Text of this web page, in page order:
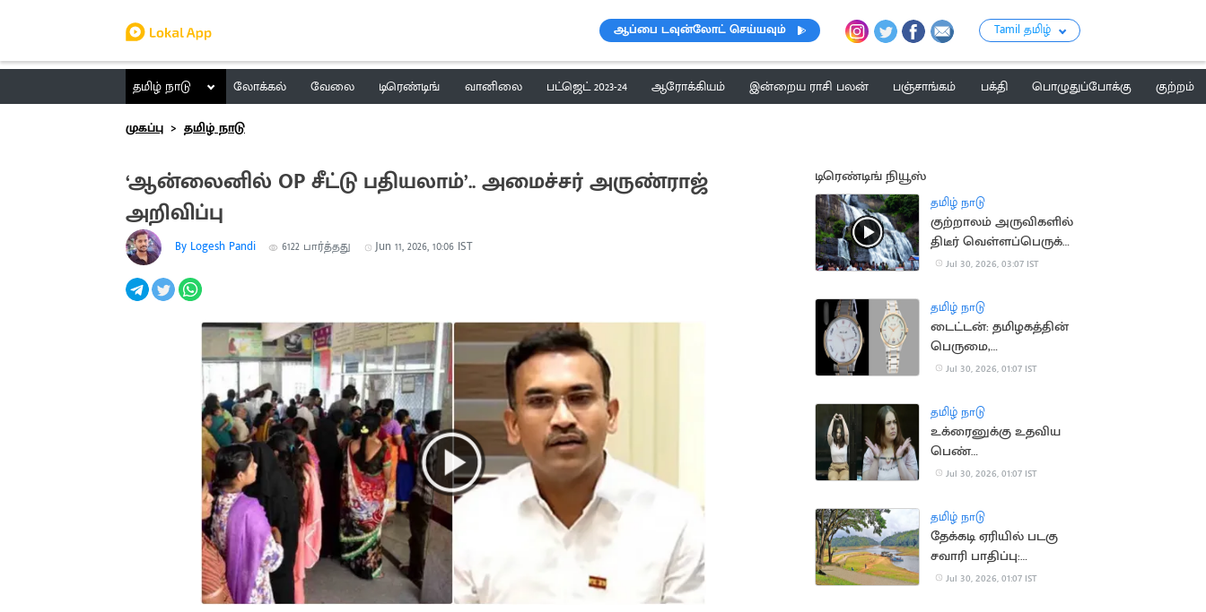
ஆப்பை டவுன்லோட் செய்யவும் Tamil தமிழ்
தமிழ் நாடு லோக்கல் வேலை டிரெண்டிங் வானிலை பட்ஜெட் 2023-24 ஆரோக்கியம் இன்றைய ராசி பலன் பஞ்சாங்கம் பக்தி பொழுதுப்போக்கு
குற்றம்
முகப்பு
தமிழ் நாடு
‘ஆன்லைனில் OP சீட்டு பதியலாம்’.. அமைச்சர் அருண்ராஜ்
அறிவிப்பு
By Logesh Pandi 6122 பார்த்தது Jun 11, 2026, 10:06 IST
டிரெண்டிங் நியூஸ்
தமிழ் நாடு
குற்றாலம் அருவிகளில்
திடீர் வெள்ளப்பெருக்கு:
சுற்றுலாப் பயணிகள்
Jul 30, 2026, 03:07 IST
தமிழ் நாடு
டைட்டன்: தமிழகத்தின்
பெருமை,
இந்தியர்களின்
Jul 30, 2026, 01:07 IST
தமிழ் நாடு
உக்ரைனுக்கு உதவிய
பெண்
பத்திரிகையாளருக்கு 12
தண்டனை
Jul 30, 2026, 01:07 IST
தமிழ் நாடு
தேக்கடி ஏரியில் படகு
சவாரி பாதிப்பு:
சுற்றுலாப் பயணிகள்
Jul 30, 2026, 01:07 IST